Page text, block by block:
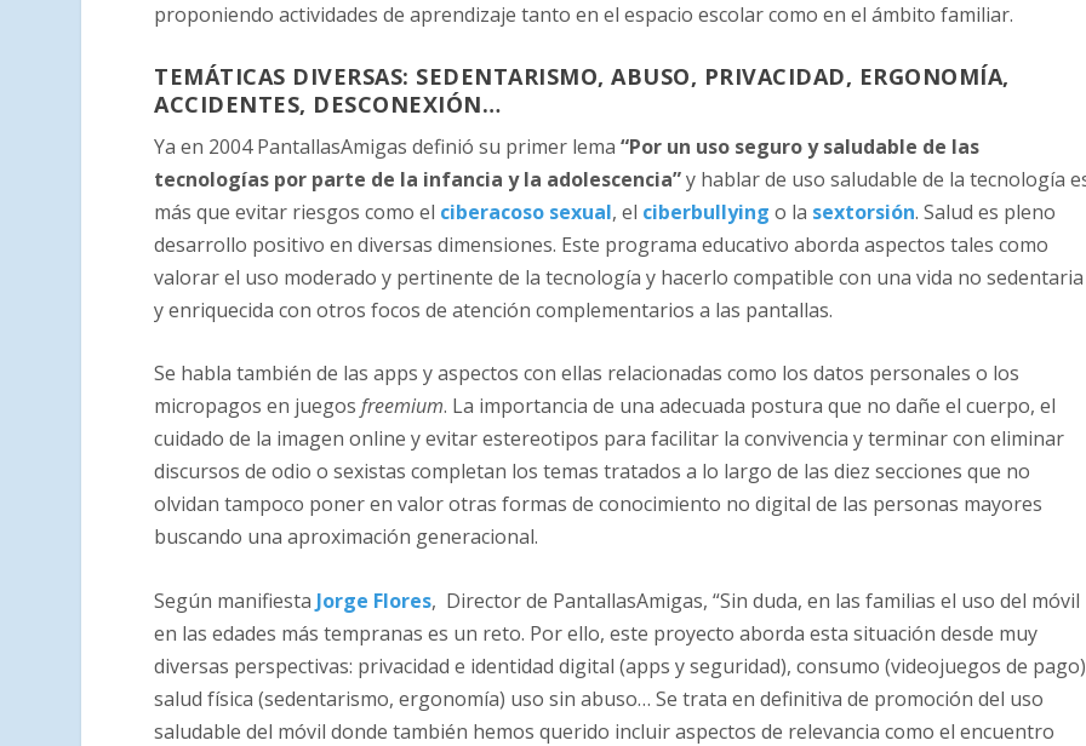
proponiendo actividades de aprendizaje tanto en el espacio escolar como en el ámbito familiar.
TEMÁTICAS DIVERSAS: SEDENTARISMO, ABUSO, PRIVACIDAD, ERGONOMÍA,
ACCIDENTES, DESCONEXIÓN…
Ya en 2004 PantallasAmigas definió su primer lema“Por un uso seguro y saludable de las
tecnologías por parte de la infancia y la adolescencia”y hablar de uso saludable de la tecnología
más que evitar riesgos como el ciberacoso sexual, el ciberbullying o la sextorsión. Salud es pleno
desarrollo positivo en diversas dimensiones. Este programa educativo aborda aspectos tales como
valorar el uso moderado y pertinente de la tecnología y hacerlo compatible con una vida no sedentaria
y enriquecida con otros focos de atención complementarios a las pantallas.
Se habla también de las apps y aspectos con ellas relacionadas como los datos personales o los
micropagos en juegosfreemium. La importancia de una adecuada postura que no dañe el cuerpo, el
cuidado de la imagen online y evitar estereotipos para facilitar la convivencia y terminar con eliminar
discursos de odio o sexistas completan los temas tratados a lo largo de las diez secciones que no
olvidan tampoco poner en valor otras formas de conocimiento no digital de las personas mayores
buscando una aproximación generacional.
Según manifiesta Jorge Flores, Director de PantallasAmigas, “Sin duda, en las familias el uso del móvil
en las edades más tempranas es un reto. Por ello, este proyecto aborda esta situación desde muy
diversas perspectivas: privacidad e identidad digital (apps y seguridad), consumo (videojuegos de
salud física (sedentarismo, ergonomía) uso sin abuso… Se trata en definitiva de promoción del uso
saludable del móvil donde también hemos querido incluir aspectos de relevancia como el encuentro